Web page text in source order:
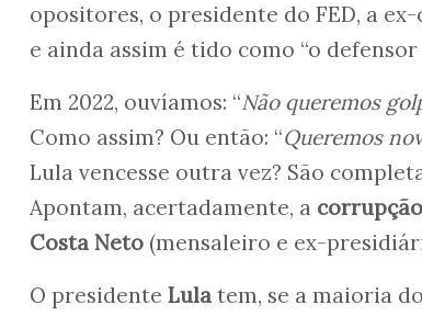
opositores, o presidente do FED, a
e ainda assim é tido como “o
Em 2022, ouvíamos: “Não queremos
Como assim? Ou então: “Queremos
Lula vencesse outra vez? São
Apontam, acertadamente, a
Costa Neto (mensaleiro e ex-
O presidente Lula tem, se a maioria